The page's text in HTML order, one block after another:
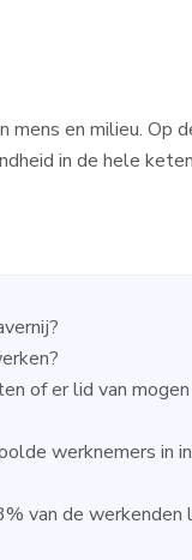
mens en milieu. Op
in de hele
of er lid van
werknemers in
van de